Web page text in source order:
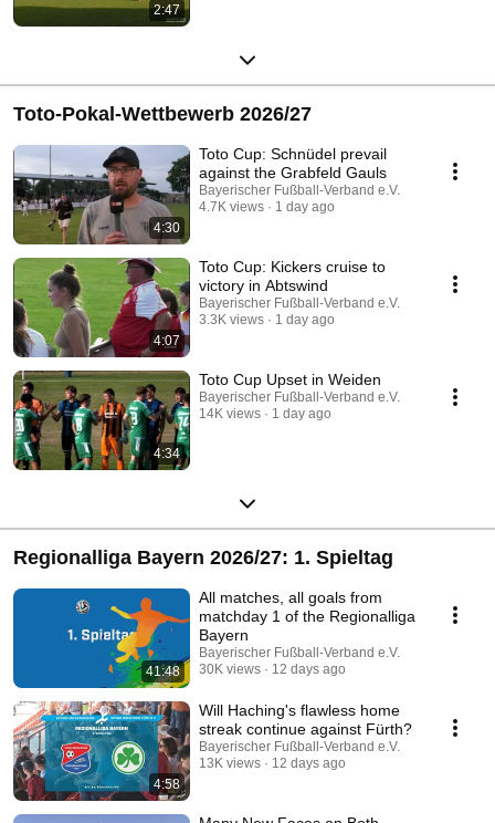
2:47
Toto-Pokal-Wettbewerb 2026/27
4:30
Toto Cup: Schnüdel prevail
against the Grabfeld Gauls
Bayerischer Fußball-Verband e.V.
4.7K views
1 day ago
4:07
Toto Cup: Kickers cruise to
victory in Abtswind
Bayerischer Fußball-Verband e.V.
3.3K views
1 day ago
4:34
Toto Cup Upset in Weiden
Bayerischer Fußball-Verband e.V.
14K views
1 day ago
Regionalliga Bayern 2026/27: 1. Spieltag
41:48
All matches, all goals from
matchday 1 of the Regionalliga
Bayern
Bayerischer Fußball-Verband e.V.
30K views
12 days ago
4:58
Will Haching's flawless home
streak continue against Fürth?
Bayerischer Fußball-Verband e.V.
13K views
12 days ago